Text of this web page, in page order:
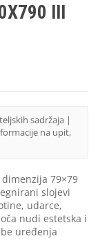
III
sadržaja |
na upit,
79×79
slojevi
udarce,
nudi estetska i
uređenja